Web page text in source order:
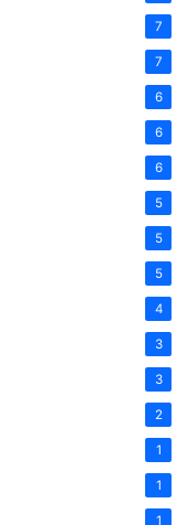
7
7
6
6
6
5
5
5
4
3
3
2
1
1
1